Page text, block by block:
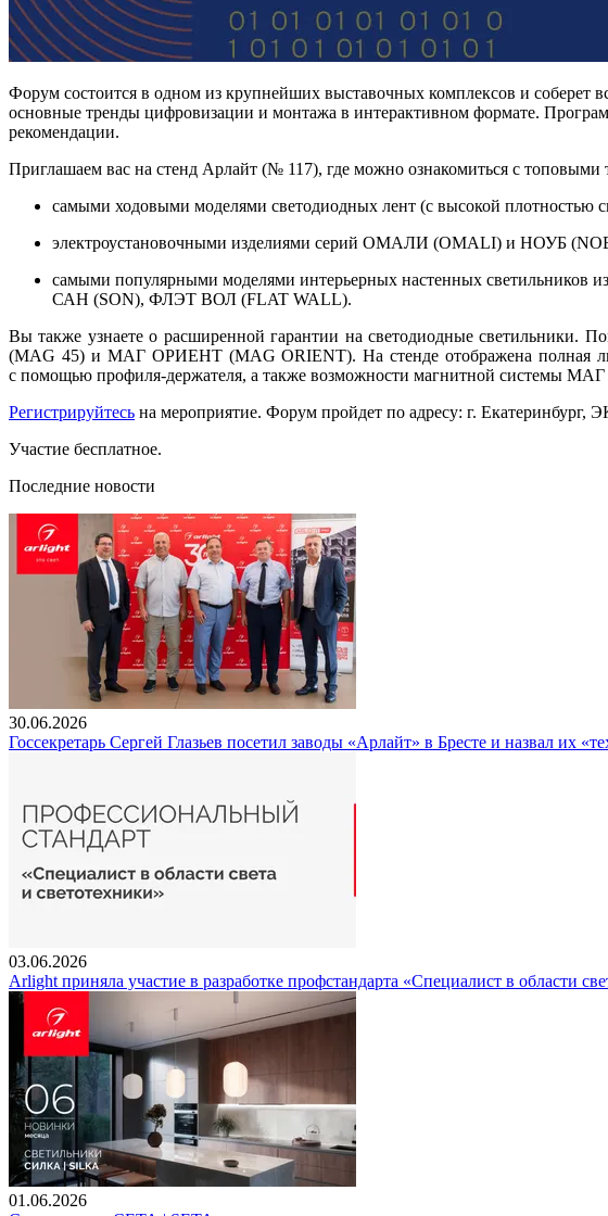
Форум состоится в одном из крупнейших выставочных комплексов и
основные тренды цифровизации и монтажа в интерактивном формате.
рекомендации.
Приглашаем вас на стенд Арлайт (№ 117), где можно ознакомиться с топовыми
самыми ходовыми моделями светодиодных лент (с высокой
электроустановочными изделиями серий ОМАЛИ (OMALI) и НОУБ
самыми популярными моделями интерьерных настенных
САН (SON), ФЛЭТ ВОЛ (FLAT WALL).
Вы также узнаете о расширенной гарантии на светодиодные
(MAG 45) и МАГ ОРИЕНТ (MAG ORIENT). На стенде отображена полная
с помощью профиля-держателя, а также возможности магнитной системы
Регистрируйтесь на мероприятие. Форум пройдет по адресу: г. Екатеринбург,
Участие бесплатное.
Последние новости
30.06.2026
Госсекретарь Сергей Глазьев посетил заводы «Арлайт» в Бресте и назвал их
03.06.2026
Arlight приняла участие в разработке профстандарта «Специалист в области
01.06.2026